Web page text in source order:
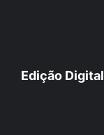
Edição Digital